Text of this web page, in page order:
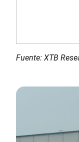
Fuente: XTB